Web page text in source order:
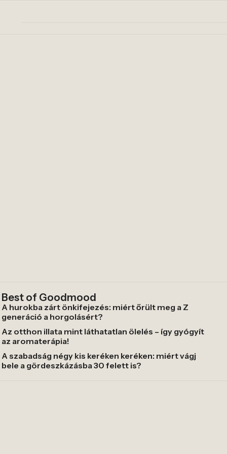
Best of Goodmood
A hurokba zárt önkifejezés: miért őrült meg a Z
generáció a horgolásért?
Az otthon illata mint láthatatlan ölelés – így gyógyít
az aromaterápia!
A szabadság négy kis keréken keréken: miért vágj
bele a gördeszkázásba 30 felett is?